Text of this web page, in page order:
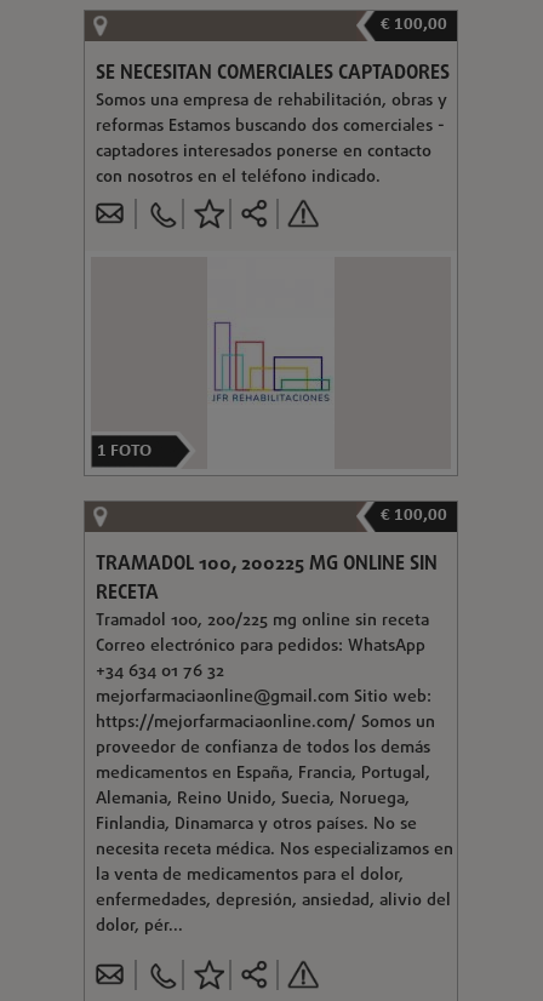
€ 100,00
SE NECESITAN COMERCIALES CAPTADORES
Somos una empresa de rehabilitación, obras y
reformas Estamos buscando dos comerciales -
captadores interesados ponerse en contacto
con nosotros en el teléfono indicado.
1 FOTO
€ 100,00
TRAMADOL 100, 200225 MG ONLINE SIN
RECETA
Tramadol 100, 200/225 mg online sin receta
Correo electrónico para pedidos: WhatsApp
+34 634 01 76 32
mejorfarmaciaonline@gmail.com Sitio web:
https://mejorfarmaciaonline.com/ Somos un
proveedor de confianza de todos los demás
medicamentos en España, Francia, Portugal,
Alemania, Reino Unido, Suecia, Noruega,
Finlandia, Dinamarca y otros países. No se
necesita receta médica. Nos especializamos en
la venta de medicamentos para el dolor,
enfermedades, depresión, ansiedad, alivio del
dolor, pér...